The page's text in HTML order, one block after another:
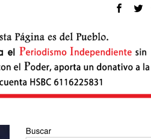
Buscar